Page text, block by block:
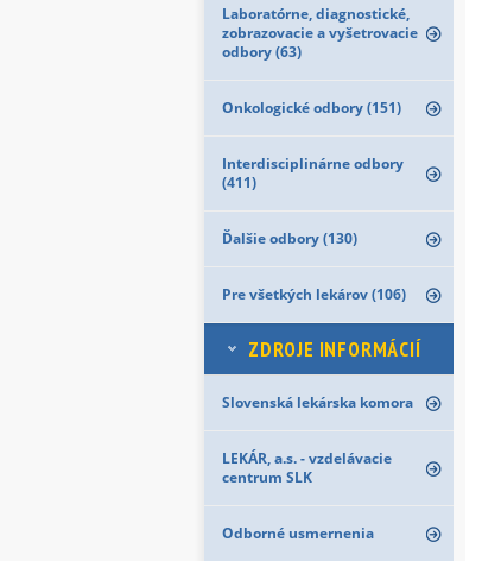
Laboratórne, diagnostické,
zobrazovacie a vyšetrovacie
odbory (63)
Onkologické odbory (151)
Interdisciplinárne odbory
(411)
Ďalšie odbory (130)
Pre všetkých lekárov (106)
ZDROJE INFORMÁCIÍ
Slovenská lekárska komora
LEKÁR, a.s. - vzdelávacie
centrum SLK
Odborné usmernenia